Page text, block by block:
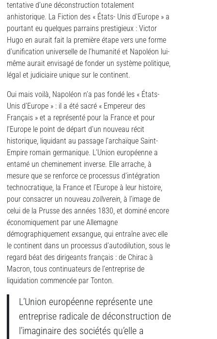
tentative d’une déconstruction totalement
anhistorique. La Fiction des « États- Unis d’Europe » a
pourtant eu quelques parrains prestigieux : Victor
Hugo en aurait fait la première étape vers une forme
d’unification universelle de l’humanité et Napoléon lui-
même aurait envisagé de fonder un système politique,
légal et judiciaire unique sur le continent.
Oui mais voilà, Napoléon n’a pas fondé les « États-
Unis d’Europe » : il a été sacré « Empereur des
Français » et a représenté pour la France et pour
l’Europe le point de départ d’un nouveau récit
historique, liquidant au passage l’archaïque Saint-
Empire romain germanique. L’Union européenne a
entamé un cheminement inverse. Elle arrache, à
mesure que se renforce ce processus d’intégration
technocratique, la France et l’Europe à leur histoire,
pour consacrer un nouveau zollverein, à l’image de
celui de la Prusse des années 1830, et dominé encore
économiquement par une Allemagne
démographiquement exsangue, qui entraîne avec elle
le continent dans un processus d’autodilution, sous le
regard béat des dirigeants français : de Chirac à
Macron, tous continuateurs de l’entreprise de
liquidation commencée par Tonton.
L’Union européenne représente une
entreprise radicale de déconstruction de
l’imaginaire des sociétés qu’elle a